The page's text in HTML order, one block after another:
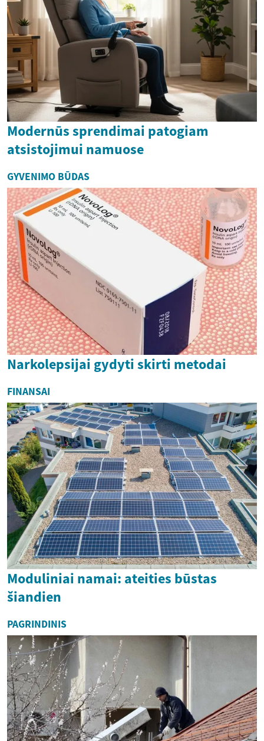
Modernūs sprendimai patogiam
atsistojimui namuose
GYVENIMO BŪDAS
Narkolepsijai gydyti skirti metodai
FINANSAI
Moduliniai namai: ateities būstas
šiandien
PAGRINDINIS